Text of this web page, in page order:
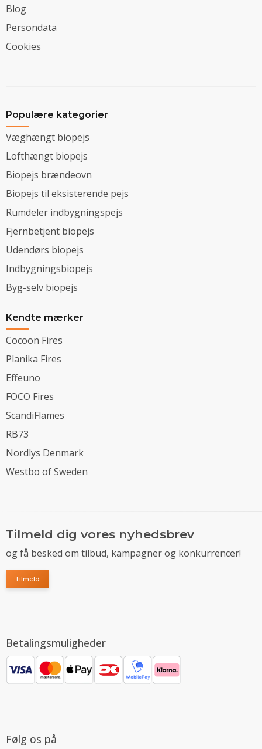
Blog
Persondata
Cookies
Populære kategorier
Væghængt biopejs
Lofthængt biopejs
Biopejs brændeovn
Biopejs til eksisterende pejs
Rumdeler indbygningspejs
Fjernbetjent biopejs
Udendørs biopejs
Indbygningsbiopejs
Byg-selv biopejs
Kendte mærker
Cocoon Fires
Planika Fires
Effeuno
FOCO Fires
ScandiFlames
RB73
Nordlys Denmark
Westbo of Sweden
Tilmeld dig vores nyhedsbrev
og få besked om tilbud, kampagner og konkurrencer!
Tilmeld
Betalingsmuligheder
Følg os på